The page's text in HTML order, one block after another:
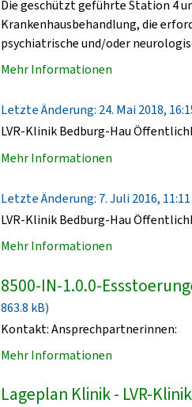
Die geschützt geführte Station 4
Krankenhausbehandlung, die
psychiatrische und/oder
Mehr Informationen
Letzte Änderung: 24. Mai 2018,
LVR-Klinik Bedburg-Hau
Mehr Informationen
Letzte Änderung: 7. Juli 2016,
LVR-Klinik Bedburg-Hau
Mehr Informationen
8500-IN-1.0.0-
863.8 kB)
Kontakt: Ansprechpartnerinnen:
Mehr Informationen
Lageplan Klinik - LVR-